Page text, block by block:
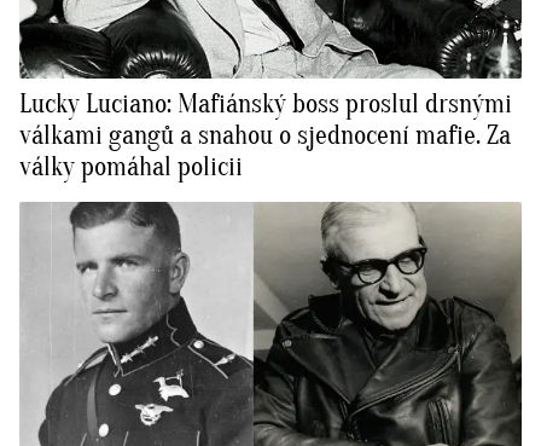
Lucky Luciano: Mafiánský boss proslul drsnými
válkami gangů a snahou o sjednocení mafie. Za
války pomáhal policii